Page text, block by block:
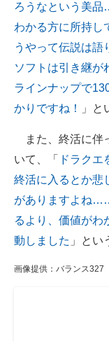
ろうなという美
わかる方に所持し
うやって伝説は語
ソフトは引き継
ラインナップで
かりですね！
」と
また、終活に伴
いて、「
ドラク
終活に入るとか
がありますよね
るより、価値がわ
動しました 」とい
画像提供：バランス327